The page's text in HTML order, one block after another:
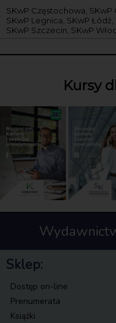
SKwP Częstochowa,
SKwP Legnica, SKwP
SKwP Szczecin, SKwP
Kursy
Sklep:
Dostęp on-line
Prenumerata
Książki